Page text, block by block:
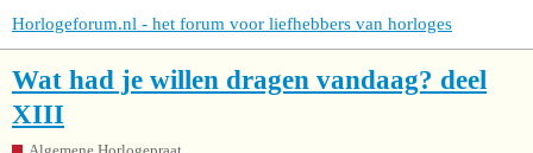
Horlogeforum.nl - het forum voor liefhebbers van horloges
Wat had je willen dragen vandaag? deel
XIII